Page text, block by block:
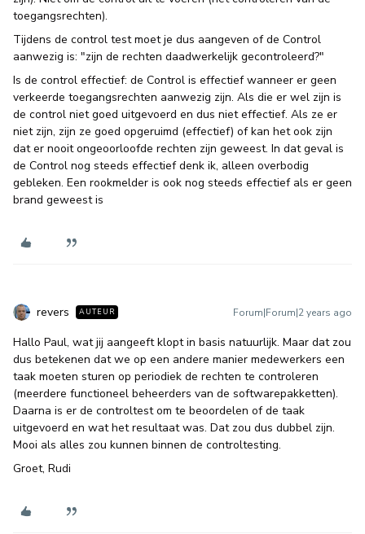
toegangsrechten).
Tijdens de control test moet je dus aangeven of de Control
aanwezig is: "zijn de rechten daadwerkelijk gecontroleerd?"
Is de control effectief: de Control is effectief wanneer er geen
verkeerde toegangsrechten aanwezig zijn. Als die er wel zijn is
de control niet goed uitgevoerd en dus niet effectief. Als ze er
niet zijn, zijn ze goed opgeruimd (effectief) of kan het ook zijn
dat er nooit ongeoorloofde rechten zijn geweest. In dat geval is
de Control nog steeds effectief denk ik, alleen overbodig
gebleken. Een rookmelder is ook nog steeds effectief als er geen
brand geweest is
revers AUTEUR Forum|Forum|2 years ago
Hallo Paul, wat jij aangeeft klopt in basis natuurlijk. Maar dat zou
dus betekenen dat we op een andere manier medewerkers een
taak moeten sturen op periodiek de rechten te controleren
(meerdere functioneel beheerders van de softwarepakketten).
Daarna is er de controltest om te beoordelen of de taak
uitgevoerd en wat het resultaat was. Dat zou dus dubbel zijn.
Mooi als alles zou kunnen binnen de controltesting.
Groet, Rudi